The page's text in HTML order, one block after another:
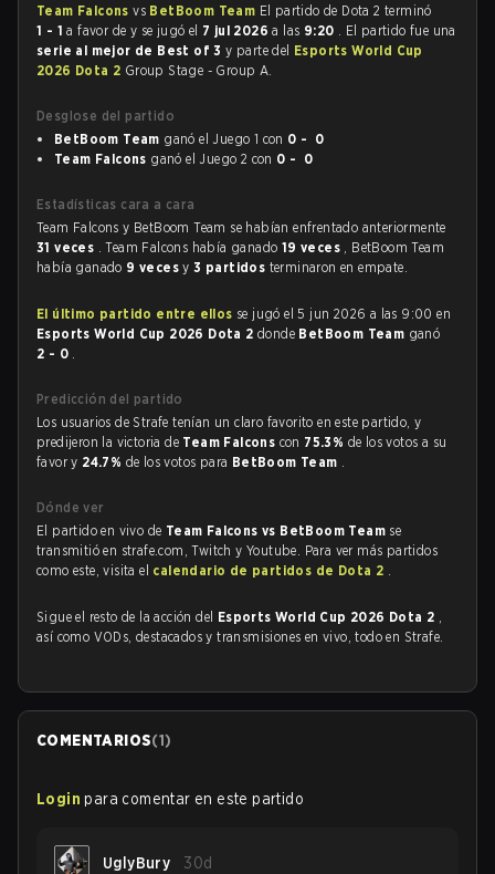
Team Falconsvs BetBoom Team El partido de Dota 2 terminó
1 - 1 a favor de y se jugó el 7 jul 2026a las 9:20 . El partido fue una
serie al mejor de Best of 3y parte del Esports World Cup
2026 Dota 2 Group Stage - Group A.
Desglose del partido
BetBoom Team ganó el Juego 1 con 0 - 0
Team Falcons ganó el Juego 2 con 0 - 0
Estadísticas cara a cara
Team Falcons y BetBoom Team se habían enfrentado anteriormente
31 veces . Team Falcons había ganado 19 veces , BetBoom Team
había ganado 9 vecesy3 partidos terminaron en empate.
El último partido entre ellos se jugó el 5 jun 2026 a las 9:00 en
Esports World Cup 2026 Dota 2 donde BetBoom Team ganó
2 - 0 .
Predicción del partido
Los usuarios de Strafe tenían un claro favorito en este partido, y
predijeron la victoria de Team Falcons con 75.3% de los votos a su
favor y 24.7% de los votos para BetBoom Team .
Dónde ver
El partido en vivo de Team Falcons vs BetBoom Team se
transmitió en strafe.com, Twitch y Youtube. Para ver más partidos
como este, visita el calendario de partidos de Dota 2 .
Sigue el resto de la acción del Esports World Cup 2026 Dota 2 ,
así como VODs, destacados y transmisiones en vivo, todo en Strafe.
COMENTARIOS(1)
Login para comentar en este partido
UglyBury 30d